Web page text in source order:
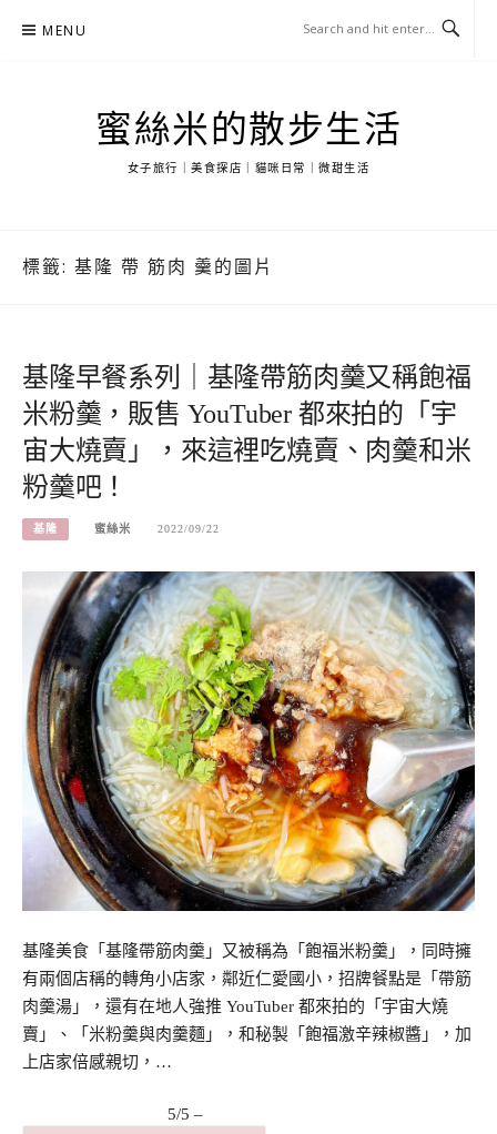
MENU
蜜絲米的散步生活
女子旅行｜美食探店｜貓咪日常｜微甜生活
標籤: 基隆 帶 筋肉 羹的圖片
基隆早餐系列｜基隆帶筋肉羹又稱飽福
米粉羹，販售 YouTuber 都來拍的「宇
宙大燒賣」，來這裡吃燒賣、肉羹和米
粉羹吧！
基隆 蜜絲米 2022/09/22
基隆美食「基隆帶筋肉羹」又被稱為「飽福米粉羹」，同時擁
有兩個店稱的轉角小店家，鄰近仁愛國小，招牌餐點是「帶筋
肉羹湯」，還有在地人強推 YouTuber 都來拍的「宇宙大燒
賣」、「米粉羹與肉羹麵」，和秘製「飽福激辛辣椒醬」，加
上店家倍感親切，…
5/5 –